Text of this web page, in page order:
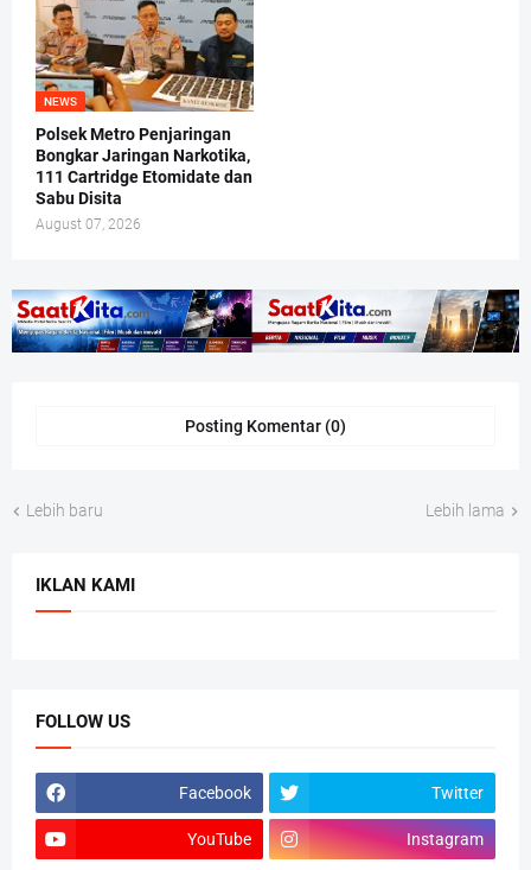
NEWS
Polsek Metro Penjaringan
Bongkar Jaringan Narkotika,
111 Cartridge Etomidate dan
Sabu Disita
August 07, 2026
Posting Komentar (0)
Lebih baru Lebih lama
IKLAN KAMI
FOLLOW US
Facebook Twitter
YouTube Instagram